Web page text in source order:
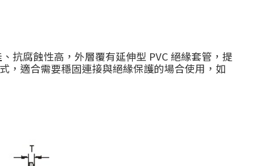
抗腐蝕性高，外層覆有延伸型 PVC 絕緣套管，提
，適合需要穩固連接與絕緣保護的場合使用，如